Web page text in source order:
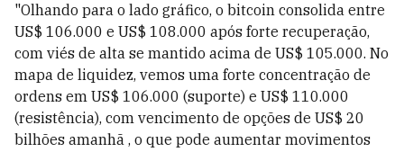
"Olhando para o lado gráfico, o bitcoin consolida entre
US$ 106.000 e US$ 108.000 após forte recuperação,
com viés de alta se mantido acima de US$ 105.000. No
mapa de liquidez, vemos uma forte concentração de
ordens em US$ 106.000 (suporte) e US$ 110.000
(resistência), com vencimento de opções de US$ 20
bilhões amanhã , o que pode aumentar movimentos